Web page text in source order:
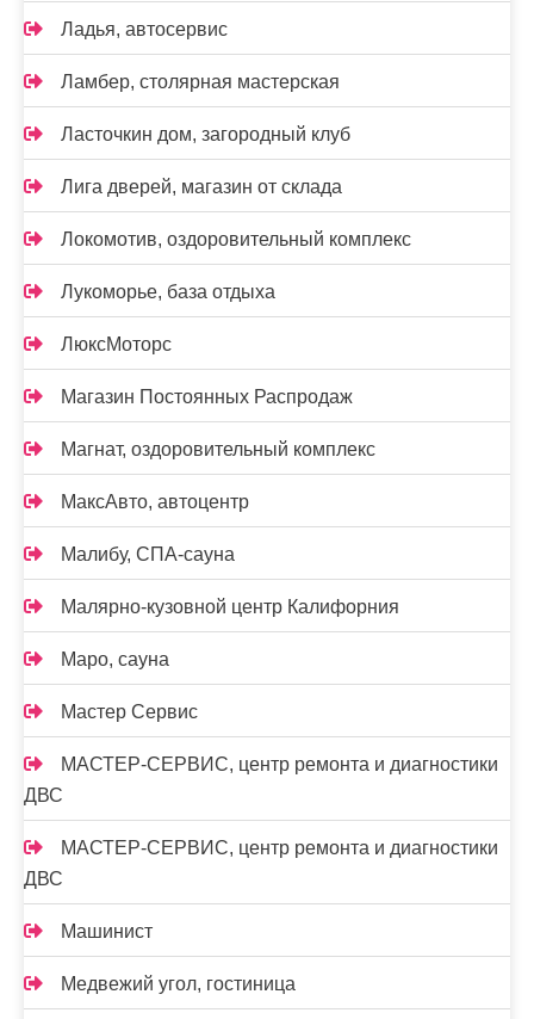
Ладья, автосервис
Ламбер, столярная мастерская
Ласточкин дом, загородный клуб
Лига дверей, магазин от склада
Локомотив, оздоровительный комплекс
Лукоморье, база отдыха
ЛюксМоторс
Магазин Постоянных Распродаж
Магнат, оздоровительный комплекс
МаксАвто, автоцентр
Малибу, СПА-сауна
Малярно-кузовной центр Калифорния
Маро, сауна
Мастер Сервис
МАСТЕР-СЕРВИС, центр ремонта и диагностики
ДВС
МАСТЕР-СЕРВИС, центр ремонта и диагностики
ДВС
Машинист
Медвежий угол, гостиница